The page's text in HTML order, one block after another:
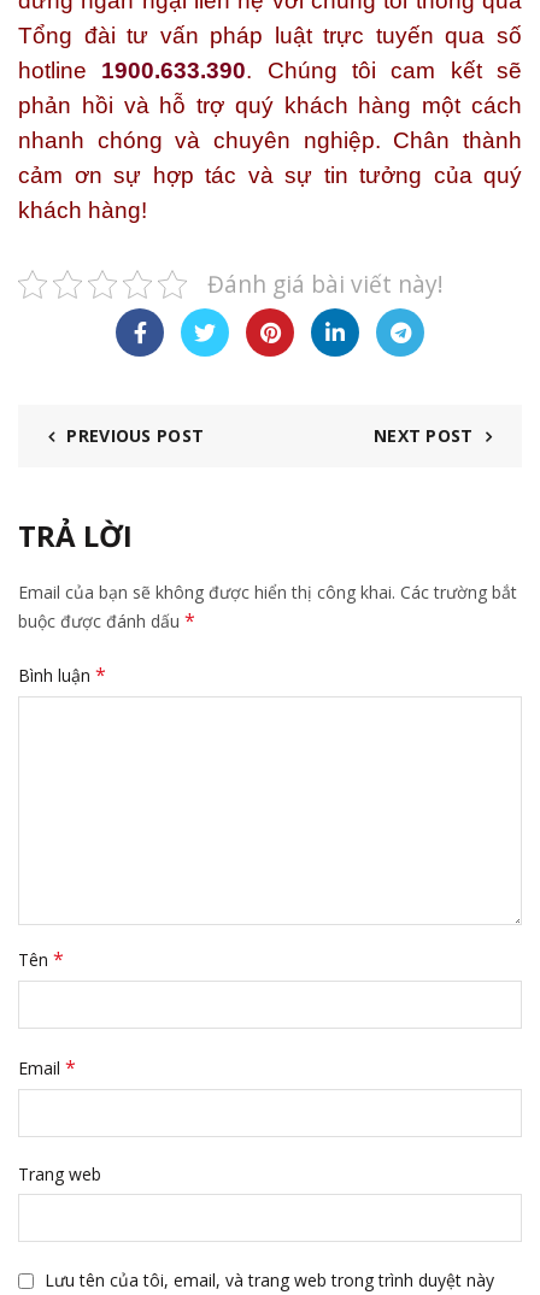
Tổng đài tư vấn pháp luật trực tuyến qua số
hotline 1900.633.390. Chúng tôi cam kết sẽ
phản hồi và hỗ trợ quý khách hàng một cách
nhanh chóng và chuyên nghiệp. Chân thành
cảm ơn sự hợp tác và sự tin tưởng của quý
khách hàng!
Đánh giá bài viết này!
PREVIOUS POST NEXT POST
TRẢ LỜI
Email của bạn sẽ không được hiển thị công khai. Các trường bắt
buộc được đánh dấu *
Bình luận *
Tên *
Email *
Trang web
Lưu tên của tôi, email, và trang web trong trình duyệt này